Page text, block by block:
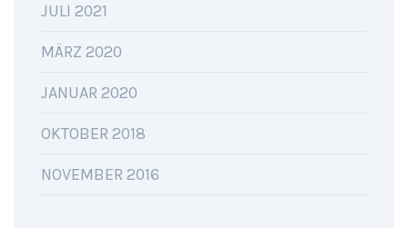
JULI 2021
MÄRZ 2020
JANUAR 2020
OKTOBER 2018
NOVEMBER 2016